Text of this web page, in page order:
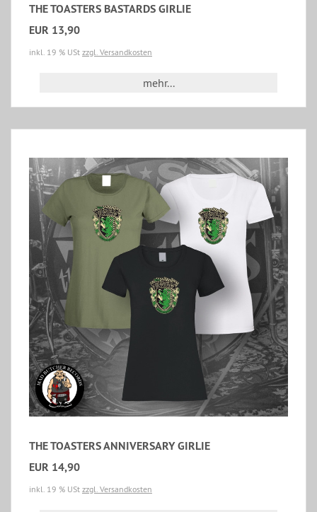
THE TOASTERS BASTARDS GIRLIE
EUR 13,90
inkl. 19 % USt zzgl. Versandkosten
mehr...
THE TOASTERS ANNIVERSARY GIRLIE
EUR 14,90
inkl. 19 % USt zzgl. Versandkosten